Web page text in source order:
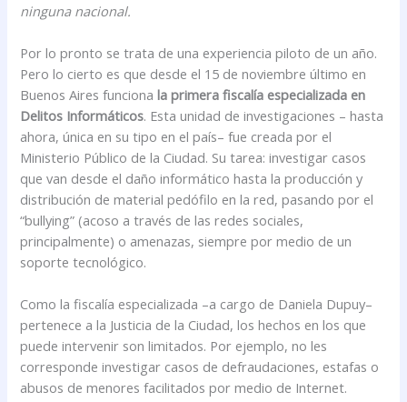
ninguna nacional.
Por lo pronto se trata de una experiencia piloto de un año.
Pero lo cierto es que desde el 15 de noviembre último en
Buenos Aires funcionala primera fiscalía especializada en
Delitos Informáticos. Esta unidad de investigaciones – hasta
ahora, única en su tipo en el país– fue creada por el
Ministerio Público de la Ciudad. Su tarea: investigar casos
que van desde el daño informático hasta la producción y
distribución de material pedófilo en la red, pasando por el
“bullying” (acoso a través de las redes sociales,
principalmente) o amenazas, siempre por medio de un
soporte tecnológico.
Como la fiscalía especializada –a cargo de Daniela Dupuy–
pertenece a la Justicia de la Ciudad, los hechos en los que
puede intervenir son limitados. Por ejemplo, no les
corresponde investigar casos de defraudaciones, estafas o
abusos de menores facilitados por medio de Internet.